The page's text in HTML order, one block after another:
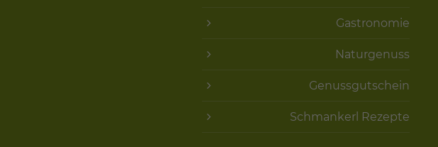
Gastronomie
Naturgenuss
Genussgutschein
Schmankerl Rezepte